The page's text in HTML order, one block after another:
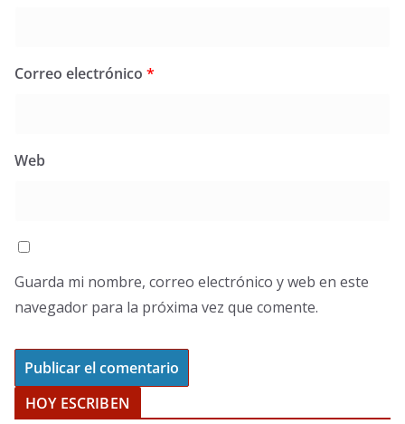
Correo electrónico *
Web
Guarda mi nombre, correo electrónico y web en este
navegador para la próxima vez que comente.
HOY ESCRIBEN